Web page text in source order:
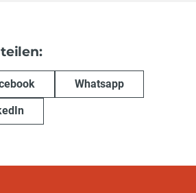
Whatsapp